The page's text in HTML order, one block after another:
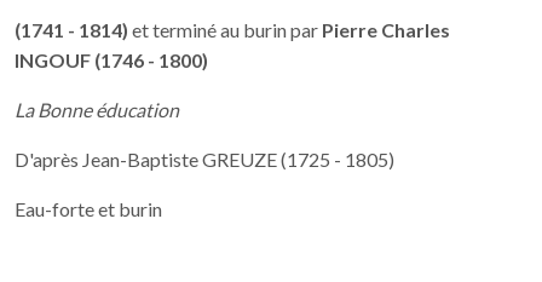
(1741 - 1814) et terminé au burin par Pierre Charles
INGOUF (1746 - 1800)
La Bonne éducation
D'après Jean-Baptiste GREUZE (1725 - 1805)
Eau-forte et burin